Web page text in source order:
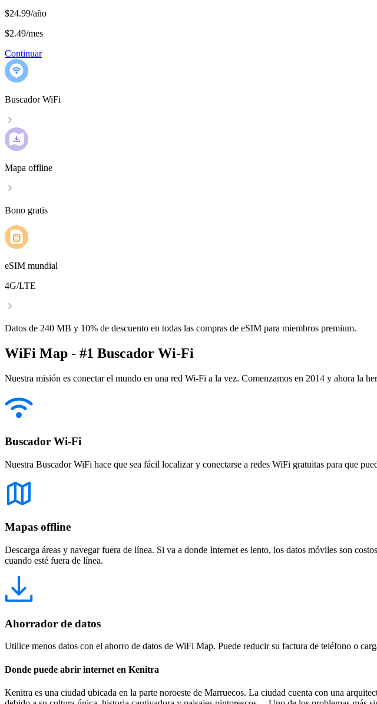
$24.99/año
$2.49/mes
Continuar
Buscador WiFi
Mapa offline
Bono gratis
eSIM mundial
4G/LTE
Datos de 240 MB y 10% de descuento en todas las compras de eSIM para miembros premium.
WiFi Map - #1 Buscador Wi-Fi
Nuestra misión es conectar el mundo en una red Wi-Fi a la vez. Comenzamos en 2014 y ahora la
Buscador Wi-Fi
Nuestra Buscador WiFi hace que sea fácil localizar y conectarse a redes WiFi gratuitas para que
Mapas offline
Descarga áreas y navegar fuera de línea. Si va a donde Internet es lento, los datos móviles son
cuando esté fuera de línea.
Ahorrador de datos
Utilice menos datos con el ahorro de datos de WiFi Map. Puede reducir su factura de teléfono o
Donde puede abrir internet en Kenitra
Kenitra es una ciudad ubicada en la parte noroeste de Marruecos. La ciudad cuenta con una